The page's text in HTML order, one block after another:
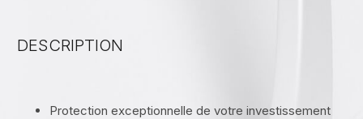
DESCRIPTION
Protection exceptionnelle de votre investissement